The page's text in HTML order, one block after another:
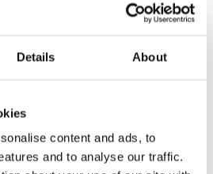
Details About
content and ads, to
and to analyse our traffic.